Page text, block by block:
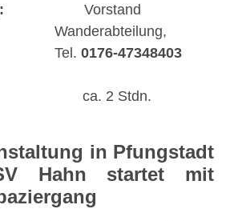
Vorstand
Wanderabteilung,
Tel. 0176-47348403
2 Stdn.
in Pfungstadt
Hahn startet mit